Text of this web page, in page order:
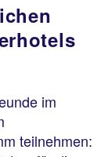
im
teilnehmen: